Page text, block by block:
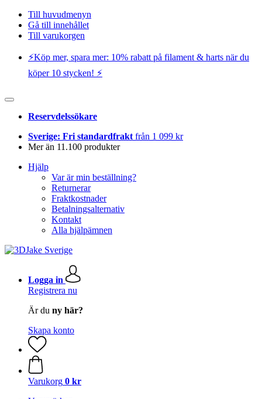
Till huvudmenyn
Gå till innehållet
Till varukorgen
⚡️Köp mer, spara mer: 10% rabatt på filament & harts när du
köper 10 stycken! ⚡️
Reservdelssökare
Sverige: Fri standardfrakt från 1 099 kr
Mer än 11.100 produkter
Hjälp
Var är min beställning?
Returnerar
Fraktkostnader
Betalningsalternativ
Kontakt
Alla hjälpämnen
Logga in
Registrera nu
Är du ny här?
Skapa konto
Varukorg 0 kr